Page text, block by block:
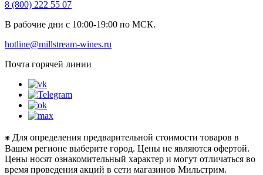
8 (800) 222 55 07
В рабочие дни с 10:00-19:00 по МСК.
hotline@millstream-wines.ru
Почта горячей линии
⁕ Для определения предварительной стоимости товаров в
Вашем регионе выберите город. Цены не являются офертой.
Цены носят ознакомительный характер и могут отличаться во
время проведения акций в сети магазинов Мильстрим.